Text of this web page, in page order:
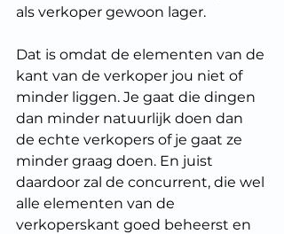
als verkoper gewoon lager.
Dat is omdat de elementen van de
kant van de verkoper jou niet of
minder liggen. Je gaat die dingen
dan minder natuurlijk doen dan
de echte verkopers of je gaat ze
minder graag doen. En juist
daardoor zal de concurrent, die wel
alle elementen van de
verkoperskant goed beheerst en